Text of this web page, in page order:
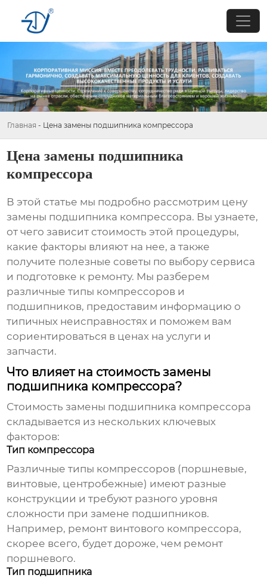
Главная - Цена замены подшипника компрессора
Цена замены подшипника
компрессора
В этой статье мы подробно рассмотрим цену
замены подшипника компрессора. Вы узнаете,
от чего зависит стоимость этой процедуры,
какие факторы влияют на нее, а также
получите полезные советы по выбору сервиса
и подготовке к ремонту. Мы разберем
различные типы компрессоров и
подшипников, предоставим информацию о
типичных неисправностях и поможем вам
сориентироваться в ценах на услуги и
запчасти.
Что влияет на стоимость замены
подшипника компрессора?
Стоимостьзамены подшипника компрессора
складывается из нескольких ключевых
факторов:
Тип компрессора
Различные типы компрессоров (поршневые,
винтовые, центробежные) имеют разные
конструкции и требуют разного уровня
сложности при замене подшипников.
Например, ремонт винтового компрессора,
скорее всего, будет дороже, чем ремонт
поршневого.
Тип подшипника